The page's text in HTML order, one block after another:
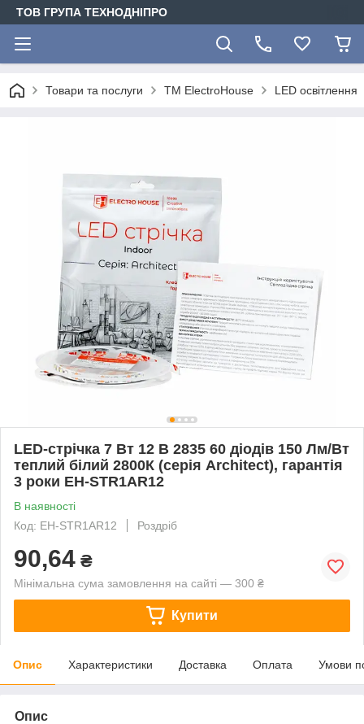
ТОВ ГРУПА ТЕХНОДНІПРО
Товари та послуги ТМ ElectroHouse LED освітлення
LED-стрічка 7 Вт 12 В 2835 60 діодів 150 Лм/Вт
теплий білий 2800К (серія Architect), гарантія
3 роки EH-STR1AR12
В наявності
Код: EH-STR1AR12
Роздріб
90,64 ₴
Мінімальна сума замовлення на сайті — 300 ₴
Купити
Опис Характеристики Доставка Оплата Умови
Опис